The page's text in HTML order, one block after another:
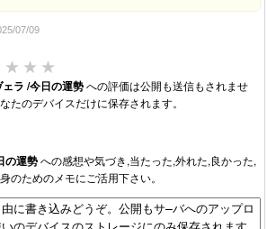
07/09
★ ★ ★
ラ /今日の運勢への評価は公開も送信もされませ
たのデバイスだけに保存されます。
の運勢への感想や気づき,当たった,外れた,良かった,
のためのメモにご活用下さい。